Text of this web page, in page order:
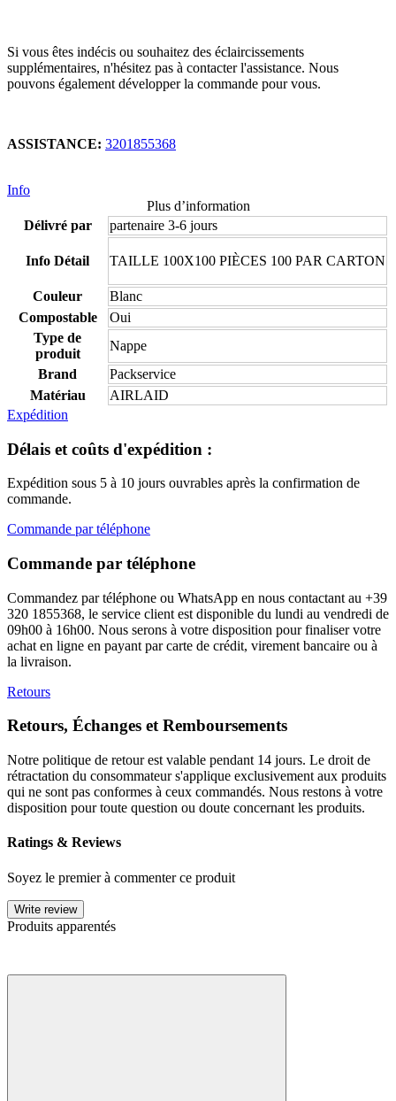
Si vous êtes indécis ou souhaitez des éclaircissements
supplémentaires, n'hésitez pas à contacter l'assistance. Nous
pouvons également développer la commande pour vous.
ASSISTANCE: 3201855368
Info
Plus d’information
Délivré par
partenaire 3-6 jours
Info Détail TAILLE 100X100 PIÈCES 100 PAR CARTON
Couleur
Blanc
Compostable
Oui
Type de
produit
Nappe
Brand
Packservice
Matériau
AIRLAID
Expédition
Délais et coûts d'expédition :
Expédition sous 5 à 10 jours ouvrables après la confirmation de
commande.
Commande par téléphone
Commande par téléphone
Commandez par téléphone ou WhatsApp en nous contactant au +39
320 1855368, le service client est disponible du lundi au vendredi de
09h00 à 16h00. Nous serons à votre disposition pour finaliser votre
achat en ligne en payant par carte de crédit, virement bancaire ou à
la livraison.
Retours
Retours, Échanges et Remboursements
Notre politique de retour est valable pendant 14 jours. Le droit de
rétractation du consommateur s'applique exclusivement aux produits
qui ne sont pas conformes à ceux commandés. Nous restons à votre
disposition pour toute question ou doute concernant les produits.
Ratings & Reviews
Soyez le premier à commenter ce produit
Write review
Produits apparentés